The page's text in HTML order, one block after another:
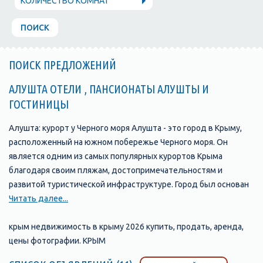
ПОИСК
ПОИСК ПРЕДЛОЖЕНИЙ
АЛУШТА ОТЕЛИ , ПАНСИОНАТЫ АЛУШТЫ И
ГОСТИНИЦЫ
Алушта: курорт у Черного моря Алушта - это город в Крыму,
расположенный на южном побережье Черного моря. Он
является одним из самых популярных курортов Крыма
благодаря своим пляжам, достопримечательностям и
развитой туристической инфраструктуре. Город был основан
в 1837 году и с тех пор стал одним из главных туристических
пансионатов, санаториев и гостевых домов, которые
предлагают своим гостям комфортабельные номера и
широкий выбор услуг. Одной из главных
Читать далее...
крым недвижимость в крыму 2026 купить, продать, аренда,
цены фотографии. КРЫМ